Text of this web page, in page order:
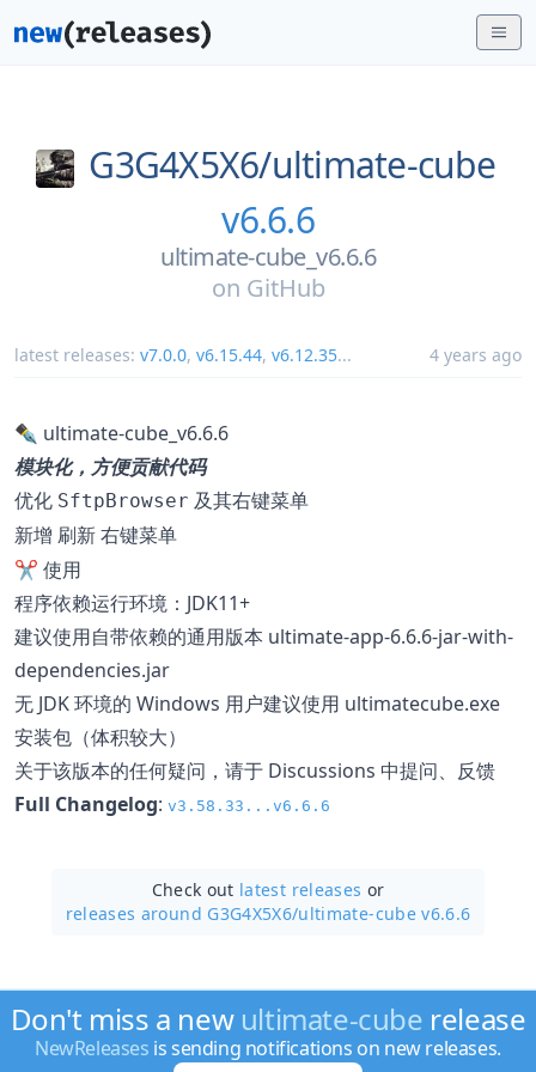
G3G4X5X6/ultimate-cube
v6.6.6
ultimate-cube_v6.6.6
on GitHub
latest releases: v7.0.0, v6.15.44, v6.12.35... 4 years ago
✒️ ultimate-cube_v6.6.6
模块化，方便贡献代码
优化 SftpBrowser 及其右键菜单
新增 刷新 右键菜单
✂️ 使用
程序依赖运行环境：JDK11+
建议使用自带依赖的通用版本 ultimate-app-6.6.6-jar-with-
dependencies.jar
无 JDK 环境的 Windows 用户建议使用 ultimatecube.exe
安装包（体积较大）
关于该版本的任何疑问，请于 Discussions 中提问、反馈
Full Changelog: v3.58.33...v6.6.6
Check out latest releases or
releases around G3G4X5X6/ultimate-cube v6.6.6
Don't miss a new ultimate-cube release
NewReleases is sending notifications on new releases.